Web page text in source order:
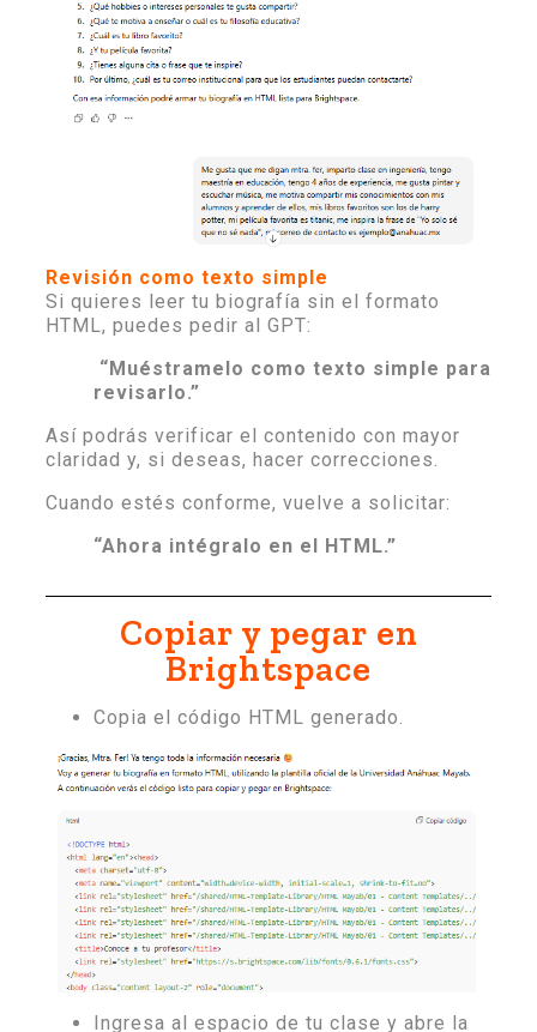
Revisión como texto simple
Si quieres leer tu biografía sin el formato
HTML, puedes pedir al GPT:
“Muéstramelo como texto simple para
revisarlo.”
Así podrás verificar el contenido con mayor
claridad y, si deseas, hacer correcciones.
Cuando estés conforme, vuelve a solicitar:
“Ahora intégralo en el HTML.”
Copiar y pegar en
Brightspace
Copia el código HTML generado.
Ingresa al espacio de tu clase y abre la